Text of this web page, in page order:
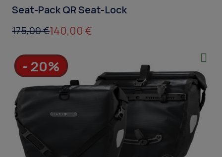
Seat-Pack QR Seat-Lock
175,00 €140,00 €
- 20%